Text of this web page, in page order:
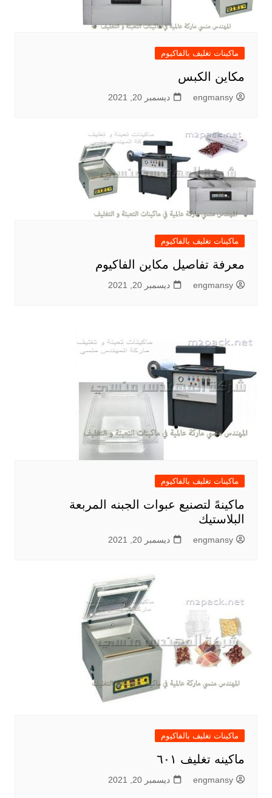
ماكينات تغليف بالفاكيوم
مكاين الكبس
engmansy ديسمبر 20, 2021
ماكينات تغليف بالفاكيوم
معرفة تفاصيل مكاين الفاكيوم
engmansy ديسمبر 20, 2021
ماكينات تغليف بالفاكيوم
ماكينهً لتصنيع عبوات الجبنه المربعة
البلاستيك
engmansy ديسمبر 20, 2021
ماكينات تغليف بالفاكيوم
ماكينه تغليف ٦٠١
engmansy ديسمبر 20, 2021